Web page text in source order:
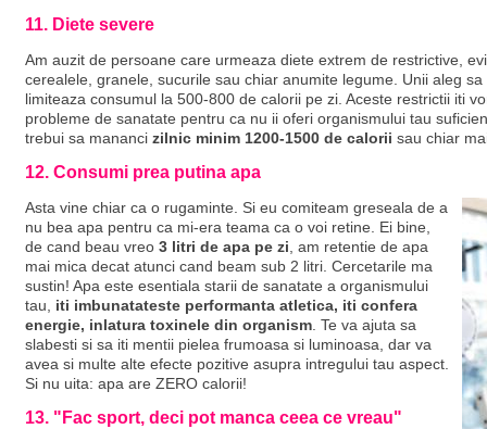
11. Diete severe
Am auzit de persoane care urmeaza diete extrem de restrictive,
cerealele, granele, sucurile sau chiar anumite legume. Unii aleg
limiteaza consumul la 500-800 de calorii pe zi. Aceste restrictii iti
probleme de sanatate pentru ca nu ii oferi organismului tau
trebui sa mananci zilnic minim 1200-1500 de calorii sau chiar
12. Consumi prea putina apa
Asta vine chiar ca o rugaminte. Si eu comiteam greseala de a
nu bea apa pentru ca mi-era teama ca o voi retine. Ei bine,
de cand beau vreo 3 litri de apa pe zi , am retentie de apa
mai mica decat atunci cand beam sub 2 litri. Cercetarile ma
sustin! Apa este esentiala starii de sanatate a organismului
tau, iti imbunatateste performanta atletica, iti confera
energie, inlatura toxinele din organism . Te va ajuta sa
slabesti si sa iti mentii pielea frumoasa si luminoasa, dar va
avea si multe alte efecte pozitive asupra intregului tau aspect.
Si nu uita: apa are ZERO calorii!
13. "Fac sport, deci pot manca ceea ce vreau"